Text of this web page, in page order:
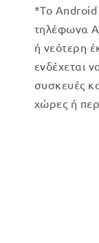
*Το Android
τηλέφωνα
ή νεότερη
ενδέχεται
συσκευές
χώρες ή